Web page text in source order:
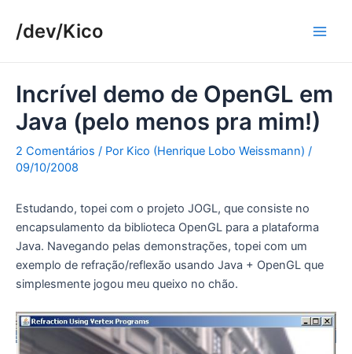
para/dev/Kico
Incrível demo de OpenGL em
Java (pelo menos pra mim!)
2 Comentários / Por Kico (Henrique Lobo Weissmann) /
09/10/2008
Estudando, topei com o projeto JOGL, que consiste no
encapsulamento da biblioteca OpenGL para a plataforma
Java. Navegando pelas demonstrações, topei com um
exemplo de refração/reflexão usando Java + OpenGL que
simplesmente jogou meu queixo no chão.